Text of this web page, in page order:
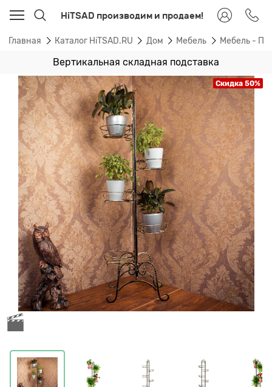
HiTSAD производим и продаем!
Главная Каталог HiTSAD.RU Дом Мебель Мебель -
Вертикальная складная подставка
Скидка 50%